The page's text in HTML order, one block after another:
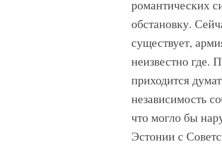
романтических
обстановку.
существует,
неизвестно где.
приходится
независимость
что могло бы
Эстонии с